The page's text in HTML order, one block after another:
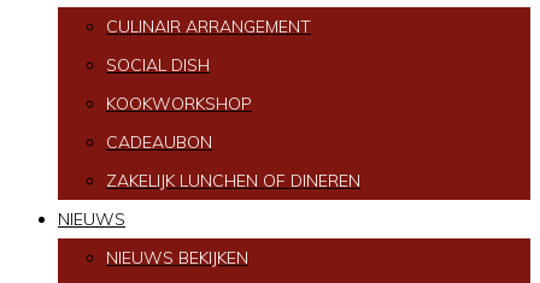
CULINAIR ARRANGEMENT
SOCIAL DISH
KOOKWORKSHOP
CADEAUBON
ZAKELIJK LUNCHEN OF DINEREN
NIEUWS
NIEUWS BEKIJKEN